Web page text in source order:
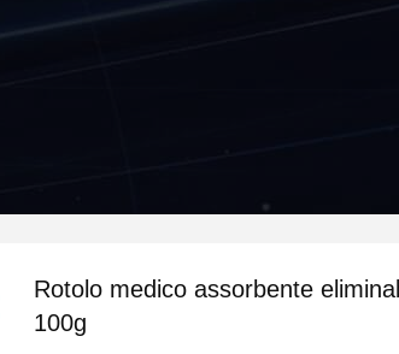
Rotolo medico assorbente
100g